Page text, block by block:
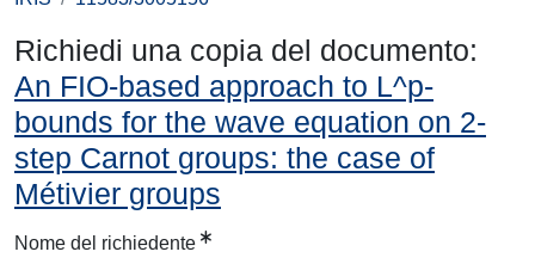
Richiedi una copia del documento:
An FIO-based approach to L^p-
bounds for the wave equation on 2-
step Carnot groups: the case of
Métivier groups
Nome del richiedente